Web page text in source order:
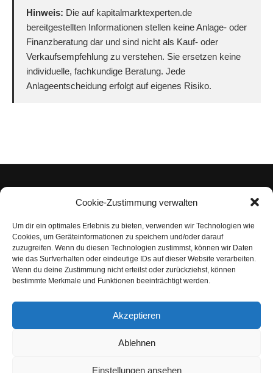
Cookie-Zustimmung verwalten
Um dir ein optimales Erlebnis zu bieten, verwenden wir Technologien wie
Cookies, um Geräteinformationen zu speichern und/oder darauf
zuzugreifen. Wenn du diesen Technologien zustimmst, können wir Daten
wie das Surfverhalten oder eindeutige IDs auf dieser Website verarbeiten.
Wenn du deine Zustimmung nicht erteilst oder zurückziehst, können
bestimmte Merkmale und Funktionen beeinträchtigt werden.
Akzeptieren
Ablehnen
Einstellungen ansehen
Hinweis: Die auf kapitalmarktexperten.de
bereitgestellten Informationen stellen keine Anlage- oder
Finanzberatung dar und sind nicht als Kauf- oder
Verkaufsempfehlung zu verstehen. Sie ersetzen keine
individuelle, fachkundige Beratung. Jede
Anlageentscheidung erfolgt auf eigenes Risiko.
Impressum
Datenschutzerklärung
Nutzungsbedingungen | Haftungsausschluss
AGB